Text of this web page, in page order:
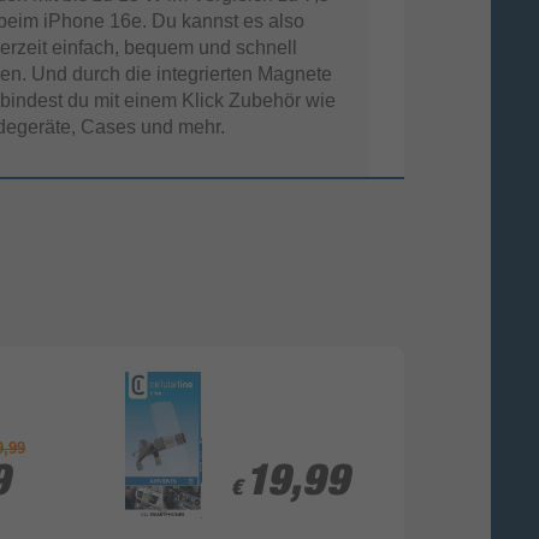
iPhone 16e. Du kannst es also
ein­fach, bequem und schnell
Und durch die inte­grierten Magnete
du mit einem Klick Zubehör wie
Cases und mehr.
€ 19,99
€ 19,99